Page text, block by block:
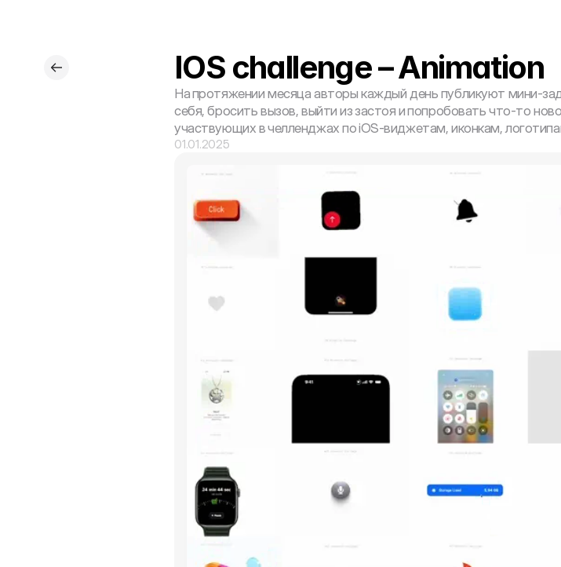
IOS challenge – Animation
На протяжении месяца авторы каждый день публикуют мини-
себя, бросить вызов, выйти из застоя и попробовать что-то
участвующих в челленджах по iOS-виджетам, иконкам,
01.01.2025